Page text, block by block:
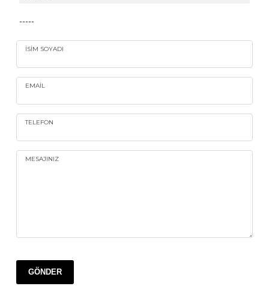
-----
İSIM SOYADI
EMAIL
TELEFON
MESAJINIZ
GÖNDER